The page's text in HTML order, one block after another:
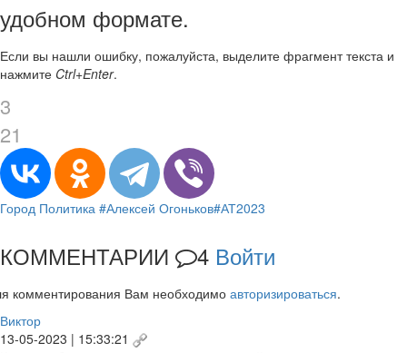
удобном формате.
Если вы нашли ошибку, пожалуйста, выделите фрагмент текста и
нажмите Ctrl+Enter.
3
21
Город Политика #Алексей Огоньков#АТ2023
КОММЕНТАРИИ 4 Войти
комментирования Вам необходимо авторизироваться.
Виктор
13-05-2023 | 15:33:21